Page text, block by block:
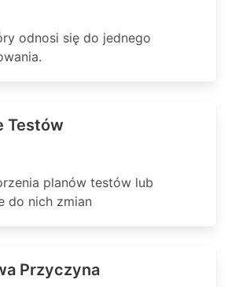
odnosi się do jednego
Testów
planów testów lub
do nich zmian
Przyczyna